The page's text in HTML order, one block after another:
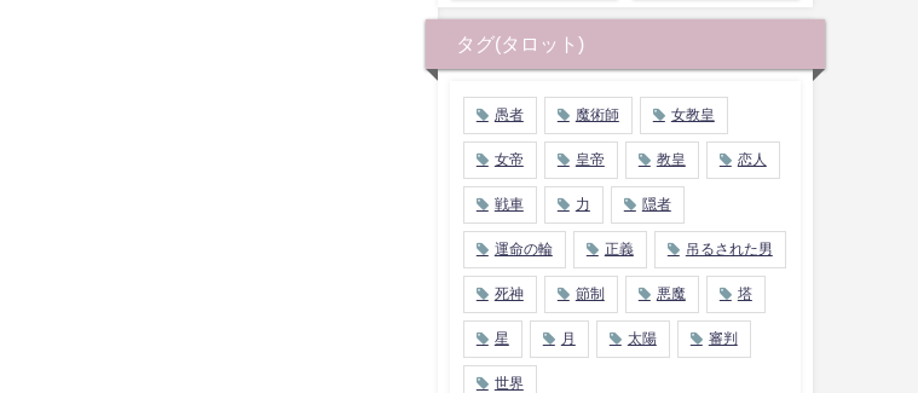
タグ(タロット)
愚者 魔術師 女教皇
女帝 皇帝 教皇 恋人
戦車 力 隠者
運命の輪 正義 吊るされた男
死神 節制 悪魔 塔
星 月 太陽 審判
世界